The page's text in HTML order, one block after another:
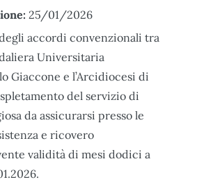
25/01/2026
accordi convenzionali tra
Universitaria
Giaccone e l’Arcidiocesi di
del servizio di
da assicurarsi presso le
e ricovero
validità di mesi dodici a